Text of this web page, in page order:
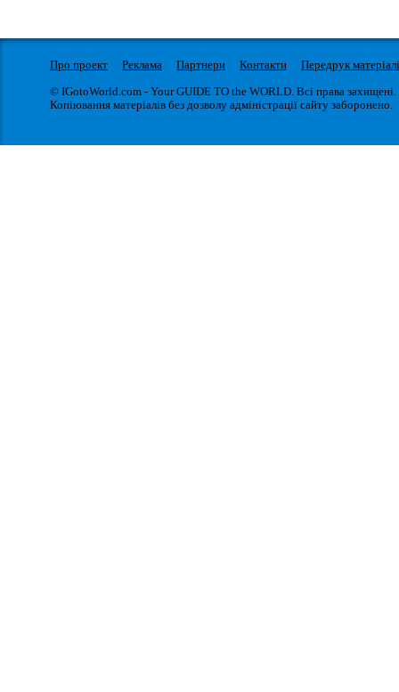
Про проект Реклама Партнери Контакти
Передрук
© IGotoWorld.com - Your GUIDE TO the WORLD. Всі права захищені.
Копіювання матеріалів без дозволу адміністрації сайту заборонено.